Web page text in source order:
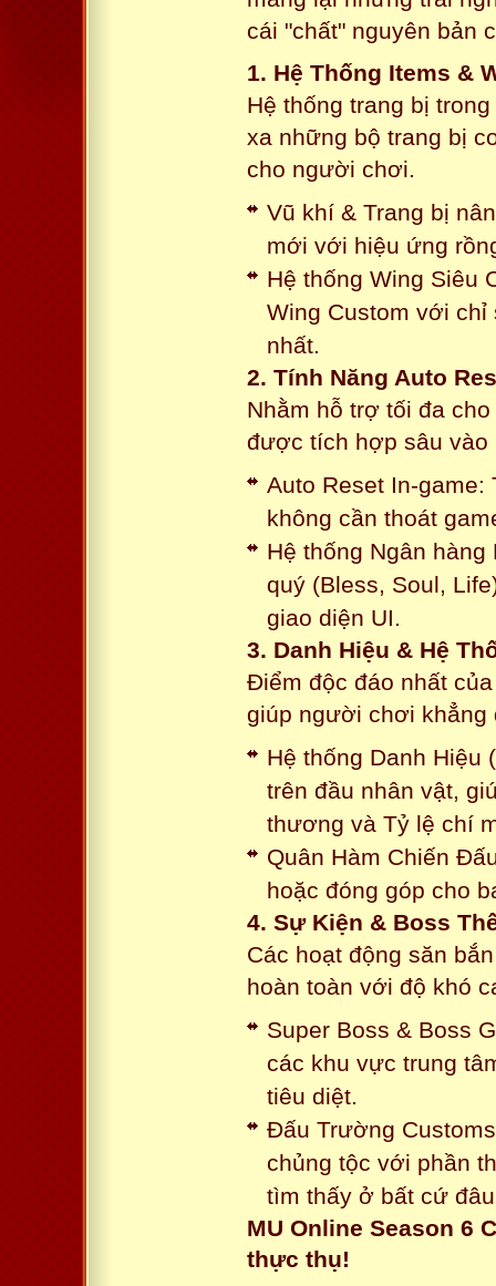
cái "chất" nguyên bản
1. Hệ Thống Items &
Hệ thống trang bị
xa những bộ trang bị
cho người chơi.
Vũ khí & Trang bị
mới với hiệu ứng
Hệ thống Wing Siêu
Wing Custom với
nhất.
2. Tính Năng Auto
Nhằm hỗ trợ tối đa
được tích hợp sâu vào
Auto Reset In-game:
không cần thoát
Hệ thống Ngân
quý (Bless, Soul,
giao diện UI.
3. Danh Hiệu & Hệ
Điểm độc đáo nhất
giúp người chơi khẳng
Hệ thống Danh Hiệu
trên đầu nhân vật,
thương và Tỷ lệ chí
Quân Hàm Chiến
hoặc đóng góp cho
4. Sự Kiện & Boss
Các hoạt động săn
hoàn toàn với độ khó
Super Boss & Boss
các khu vực trung
tiêu diệt.
Đấu Trường
chủng tộc với phần
tìm thấy ở bất cứ
MU Online Season 6
thực thụ!